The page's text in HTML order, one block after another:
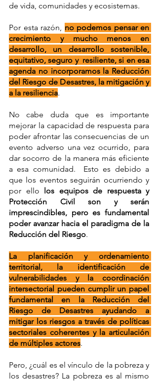
de vida, comunidades y ecosistemas.
Por esta razón, no podemos pensar en
crecimiento y mucho menos en
desarrollo, un desarrollo sostenible,
equitativo, seguro y  resiliente, si en esa
agenda no incorporamos la Reducción
del Riesgo de Desastres, la mitigación y
a la resiliencia.
No cabe duda que es importante
mejorar la capacidad de respuesta para
poder afrontar las consecuencias de un
evento adverso una vez ocurrido, para
dar socorro de la manera más eficiente
a esa comunidad.  Esto es debido a
que los eventos seguirán ocurriendo y
por ello los equipos de respuesta y
Protección Civil son y serán
imprescindibles, pero es fundamental
poder avanzar hacia el paradigma de la
Reducción del Riesgo.
La planificación y ordenamiento
territorial, la identificación de
vulnerabilidades y la coordinación
intersectorial pueden cumplir un papel
fundamental en la Reducción del
Riesgo de Desastres ayudando a
mitigar los riesgos a través de políticas
sectoriales coherentes y la articulación
de múltiples actores.
Pero, ¿cuál es el vínculo de la pobreza y
los desastres? La pobreza es al mismo